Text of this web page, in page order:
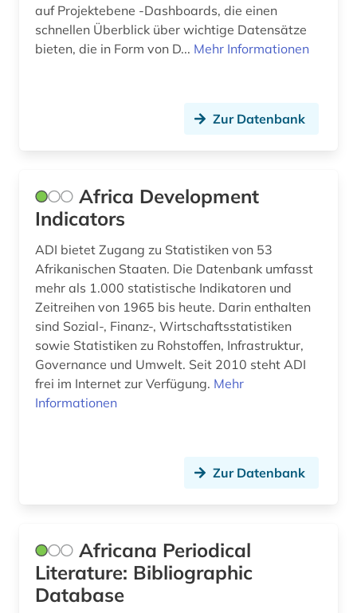
darwin, charles | naturwissenschaftler;
biologe; geologe (1)
datenbank genesis (1)
design (2)
designschutz (2)
desktop-publishing (1)
deutsche bundesbank (1)
deutschsprachige gemeinschaft belgien (2)
deutschsprachiger raum (1)
devisen (1)
dienstleistung (4)
auf Projektebene -Dashboards, die einen
schnellen Überblick über wichtige Datensätze
bieten, die in Form von D... Mehr Informationen
Zur Datenbank
Africa Development
Indicators
ADI bietet Zugang zu Statistiken von 53
Afrikanischen Staaten. Die Datenbank umfasst
mehr als 1.000 statistische Indikatoren und
Zeitreihen von 1965 bis heute. Darin enthalten
sind Sozial-, Finanz-, Wirtschaftsstatistiken
sowie Statistiken zu Rohstoffen, Infrastruktur,
Governance und Umwelt. Seit 2010 steht ADI
frei im Internet zur Verfügung. Mehr
Informationen
Zur Datenbank
Africana Periodical
Literature: Bibliographic
Database